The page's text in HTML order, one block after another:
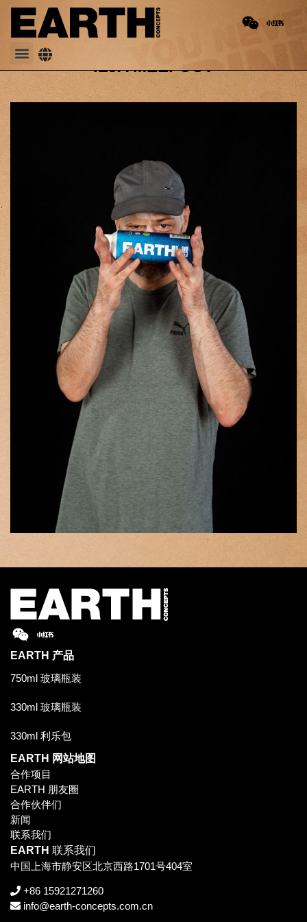
ILJA MEEFOUT
EARTH 产品
750ml 玻璃瓶装
330ml 玻璃瓶装
330ml 利乐包
EARTH 网站地图
合作项目
EARTH 朋友圈
合作伙伴们
新闻
联系我们
EARTH 联系我们
中国上海市静安区北京西路1701号404室
+86 15921271260
info@earth-concepts.com.cn